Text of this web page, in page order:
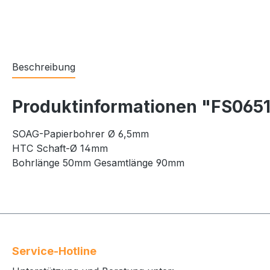
Beschreibung
Produktinformationen
SOAG-Papierbohrer Ø 6,5mm
HTC Schaft-Ø 14mm
Bohrlänge 50mm Gesamtlänge 90mm
Service-Hotline